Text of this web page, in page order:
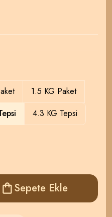
1.5 KG Paket
4.3 KG Tepsi
Sepete Ekle